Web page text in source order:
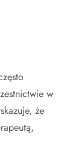
w
że